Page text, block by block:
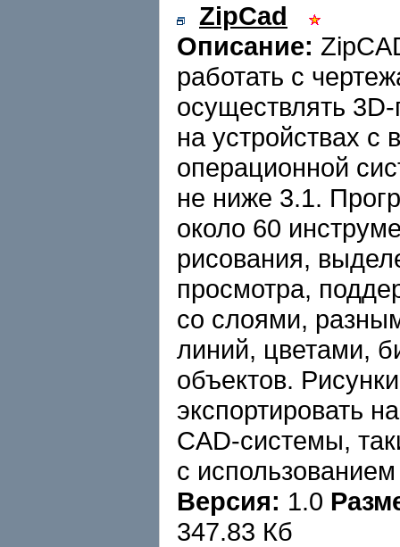
ZipCad
Описание:
работать с
осуществлять
на устройствах с
операционной
не ниже 3.1.
около 60
рисования,
просмотра,
со слоями,
линий, цветами,
объектов.
экспортировать
CAD-системы,
с
Версия: 1.0
347.83 Кб